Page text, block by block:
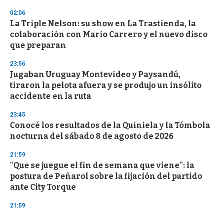
02:06
La Triple Nelson: su show en La Trastienda, la
colaboración con Mario Carrero y el nuevo disco
que preparan
23:56
Jugaban Uruguay Montevideo y Paysandú,
tiraron la pelota afuera y se produjo un insólito
accidente en la ruta
23:45
Conocé los resultados de la Quiniela y la Tómbola
nocturna del sábado 8 de agosto de 2026
21:59
"Que se juegue el fin de semana que viene": la
postura de Peñarol sobre la fijación del partido
ante City Torque
21:59